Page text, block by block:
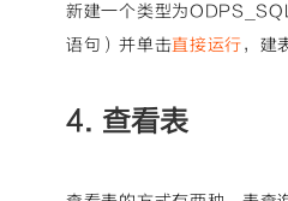
新建一个类型为
语句）并单击直接运行，建
4. 查看表